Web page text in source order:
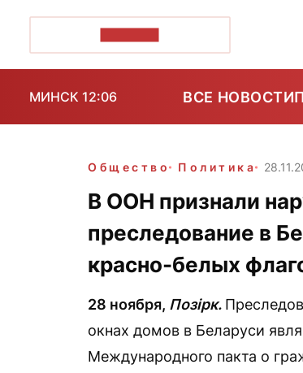
МИНСК 12:06 ВСЕ НОВОСТИ
Общество Политика
В ООН признали
преследование в
красно-белых
28 ноября, Позірк.
окнах домов в Беларуси
Международного пакта о